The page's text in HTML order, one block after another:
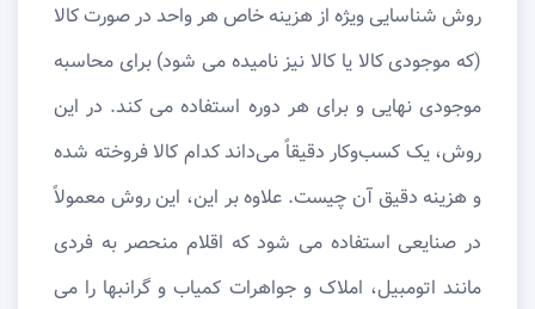
روش شناسایی ویژه از هزینه خاص هر واحد در صورت کالا
(که موجودی کالا یا کالا نیز نامیده می شود) برای محاسبه
موجودی نهایی و برای هر دوره استفاده می کند. در این
روش، یک کسب‌وکار دقیقاً می‌داند کدام کالا فروخته شده
و هزینه دقیق آن چیست. علاوه بر این، این روش معمولاً
در صنایعی استفاده می شود که اقلام منحصر به فردی
مانند اتومبیل، املاک و جواهرات کمیاب و گرانبها را می